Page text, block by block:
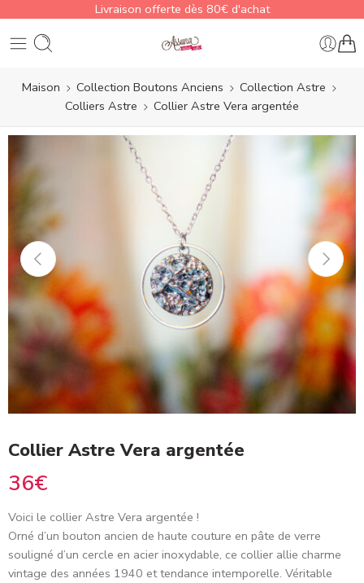
Livraison offerte dès 80€ d'achat
Maison Collection Boutons Anciens
Collection Astre
Colliers Astre
Collier Astre Vera argentée
Collier Astre Vera argentée
36€
Voici le collier Astre Vera argentée !
Orné d’un bouton ancien de haute couture en pâte de verre
souligné d’un cercle en acier inoxydable, ce collier allie charme
vintage des années 1940 et tendance intemporelle. Véritable